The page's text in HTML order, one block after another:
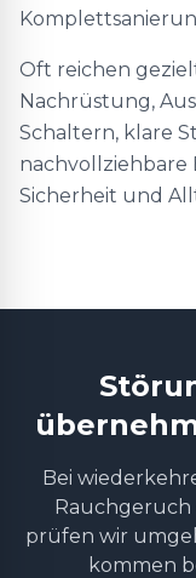
Oft reichen
Nachrüstung,
Schaltern, klare
nachvollziehbare
Sicherheit und
Bei
Rauchgeruch
prüfen wir
kommen